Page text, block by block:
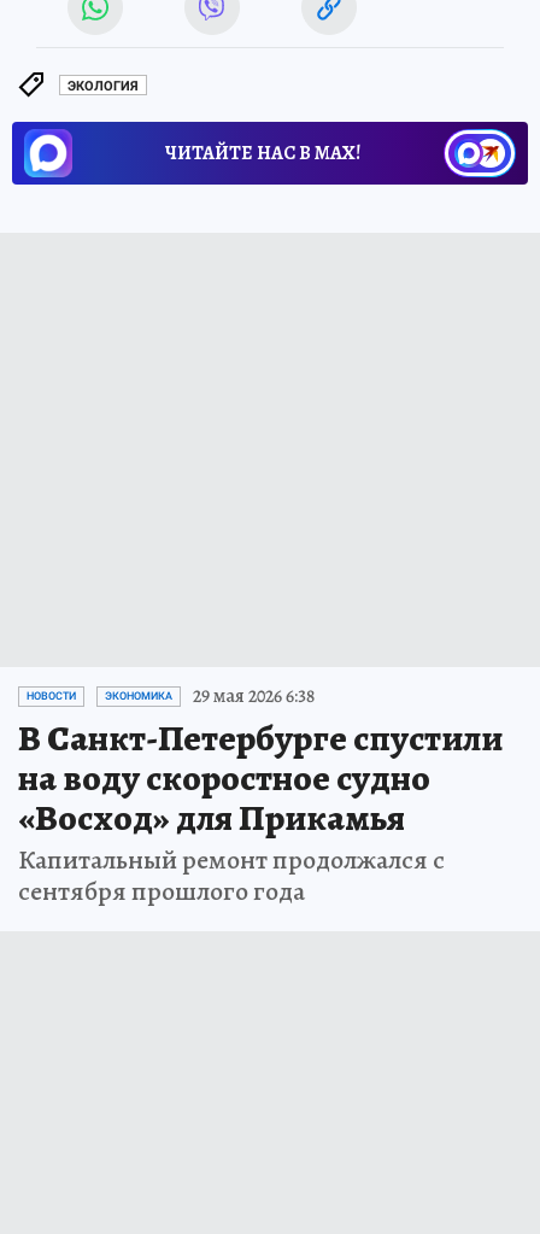
ЭКОЛОГИЯ
ЧИТАЙТЕ НАС В МАХ!
НОВОСТИ ЭКОНОМИКА 29 мая 2026 6:38
В Санкт-Петербурге спустили
на воду скоростное судно
«Восход» для Прикамья
Капитальный ремонт продолжался с
сентября прошлого года